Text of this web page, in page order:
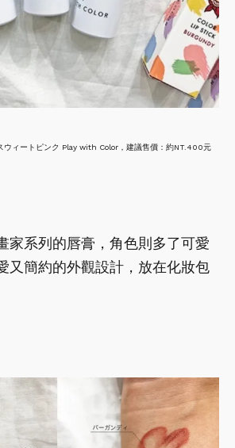
ウィートピンク Play with Color，建議售價：約NT.400元
家系列的唇膏，角色則多了可愛
又簡約的外觀設計，放在化妝包